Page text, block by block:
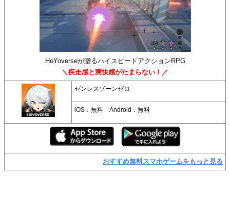
HoYoverseが贈るハイスピードアクションRPG
＼疾走感と爽快感がたまらない！／
ゼンレスゾーンゼロ
iOS：無料 Android：無料
おすすめ無料スマホゲームをもっと見る